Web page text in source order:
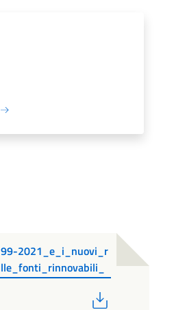
2021_e_i_nuovi_r